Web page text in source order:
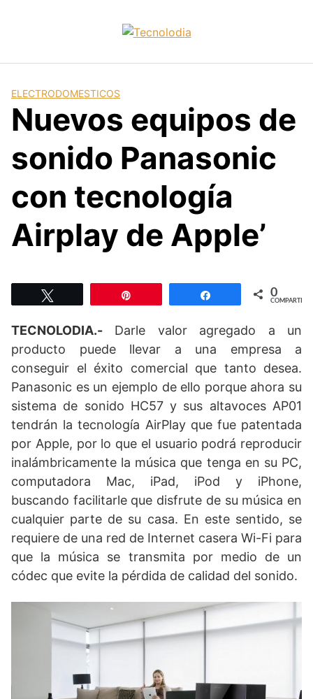
ELECTRODOMESTICOS
Nuevos equipos de
sonido Panasonic
con tecnología
Airplay de Apple’
Compartir 0
COMPARTIR
TECNOLODIA.- Darle valor agregado a un
producto puede llevar a una empresa a
conseguir el éxito comercial que tanto desea.
Panasonic es un ejemplo de ello porque ahora su
sistema de sonido HC57 y sus altavoces AP01
tendrán la tecnología AirPlay que fue patentada
por Apple, por lo que el usuario podrá reproducir
inalámbricamente la música que tenga en su PC,
computadora Mac, iPad, iPod y iPhone,
buscando facilitarle que disfrute de su música en
cualquier parte de su casa. En este sentido, se
requiere de una red de Internet casera Wi-Fi para
que la música se transmita por medio de un
códec que evite la pérdida de calidad del sonido.